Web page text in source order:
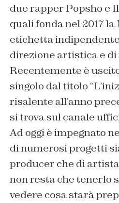
due rapper Popsho e
quali fonda nel 2017
etichetta
direzione artistica e di
Recentemente è
singolo dal titolo
risalente all’anno
si trova sul canale
Ad oggi è impegnato
di numerosi progetti
producer che di
non resta che tenerlo
vedere cosa starà